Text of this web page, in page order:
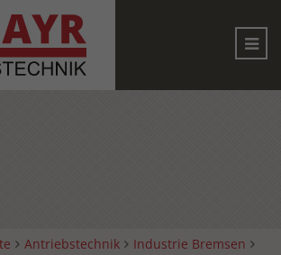
Antriebstechnik
Industrie Bremsen